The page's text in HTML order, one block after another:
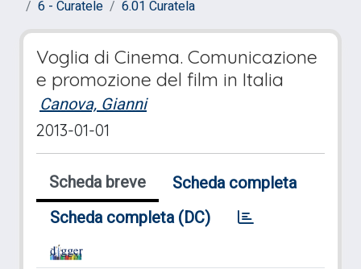
6 - Curatele
6.01 Curatela
Voglia di Cinema. Comunicazione
e promozione del film in Italia
Canova, Gianni
2013-01-01
Scheda breve
Scheda completa
Scheda completa (DC)